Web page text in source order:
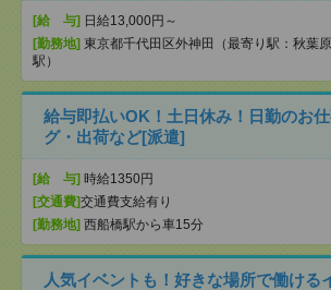
[給 与] 日給13,000円～
[勤務地] 東京都千代田区外神田（最寄り駅：秋葉原
駅）
給与即払いOK！土日休み！日勤のお
グ・出荷など[派遣]
[給 与] 時給1350円
[交通費]交通費支給有り
[勤務地] 西船橋駅から車15分
人気イベントも！好きな場所で働ける